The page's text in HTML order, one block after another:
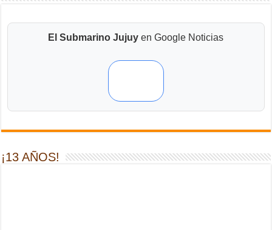
El Submarino Jujuy en Google Noticias
¡13 AÑOS!